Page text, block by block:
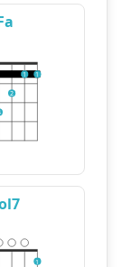
2
1 1
1